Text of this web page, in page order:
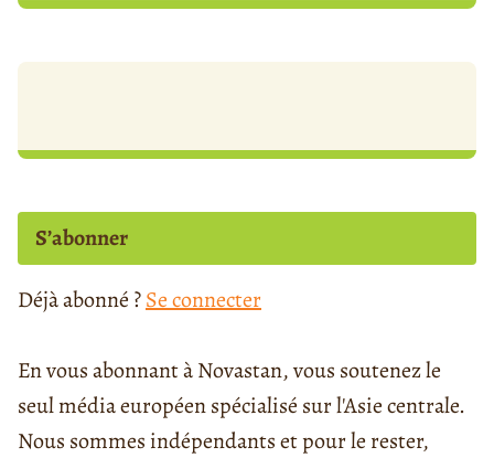
S’abonner
Déjà abonné ?Se connecter
En vous abonnant à Novastan, vous soutenez le
seul média européen spécialisé sur l'Asie centrale.
Nous sommes indépendants et pour le rester,